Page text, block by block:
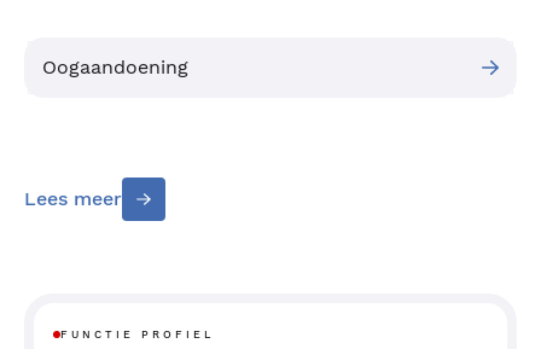
Oogaandoening
Lees meer
FUNCTIE PROFIEL